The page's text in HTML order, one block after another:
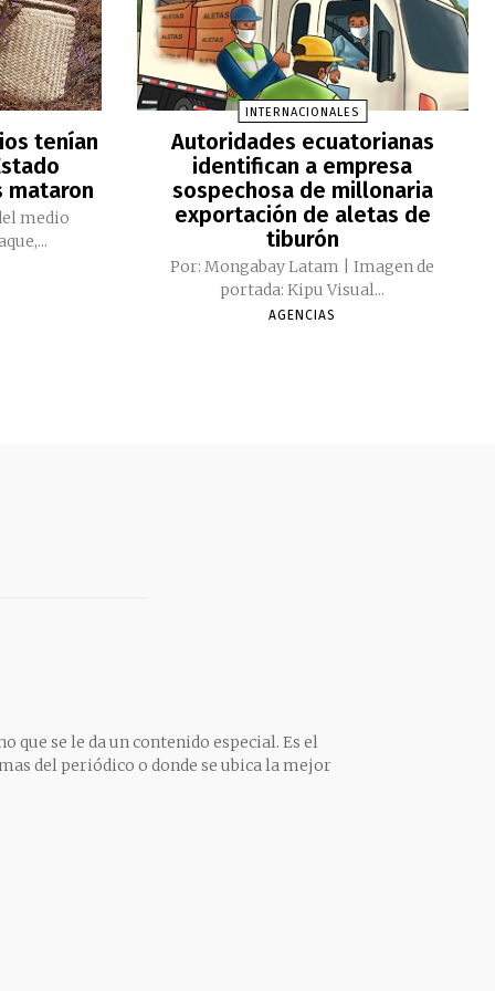
tenían
mataron
medio
INTERNACIONALES
Autoridades ecuatorianas
identifican a empresa
sospechosa de millonaria
exportación de aletas de
tiburón
Por: Mongabay Latam | Imagen de
portada: Kipu Visual...
AGENCIAS
que se le da un contenido especial. Es el
del periódico o donde se ubica la mejor